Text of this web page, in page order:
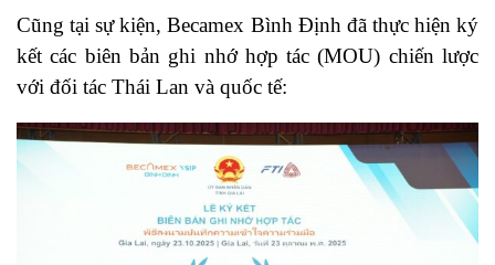
Cũng tại sự kiện, Becamex Bình Định đã thực hiện ký
kết các biên bản ghi nhớ hợp tác (MOU) chiến lược
với đối tác Thái Lan và quốc tế: